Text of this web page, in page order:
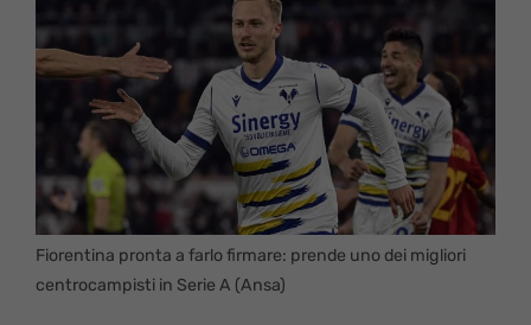
Fiorentina pronta a farlo firmare: prende uno dei migliori
centrocampisti in Serie A (Ansa)